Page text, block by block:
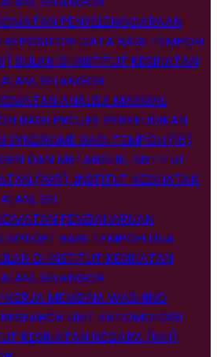
PENYELENGGARAAN
REPOSITORI DATA BAGI TEMPOH
BULAN DI INSTITUT KESIHATAN
SELANGOR
ANALISA MAKMAL
BAGI PROJEK PENYELIDIKAN
SYNDROME BAGI TEMPOH (18)
DAN METABOLIK, INSTITUT
(IMR), INSTITUT KESIHATAN
SEL
PEMBAHARUAN
MYLOFT BAGI TEMPOH DUA
DI INSTITUT KESIHATAN
SELANGOR
MEMBINA WASHING
UNIT ENTOMOLOGI
KESIHATAN NEGARA (NIH),